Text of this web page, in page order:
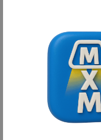
Фильтры
Товаров не найдено
Комплектующие к